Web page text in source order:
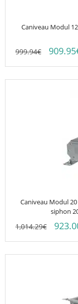
Caniveau Modul
999.94€ 909.95
Caniveau Modul
siphon
1,014.29€